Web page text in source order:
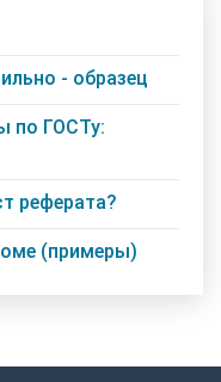
- образец
по ГОСТу:
реферата?
(примеры)